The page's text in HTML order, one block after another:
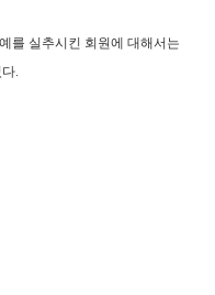
를 실추시킨 회원에 대해서는
.